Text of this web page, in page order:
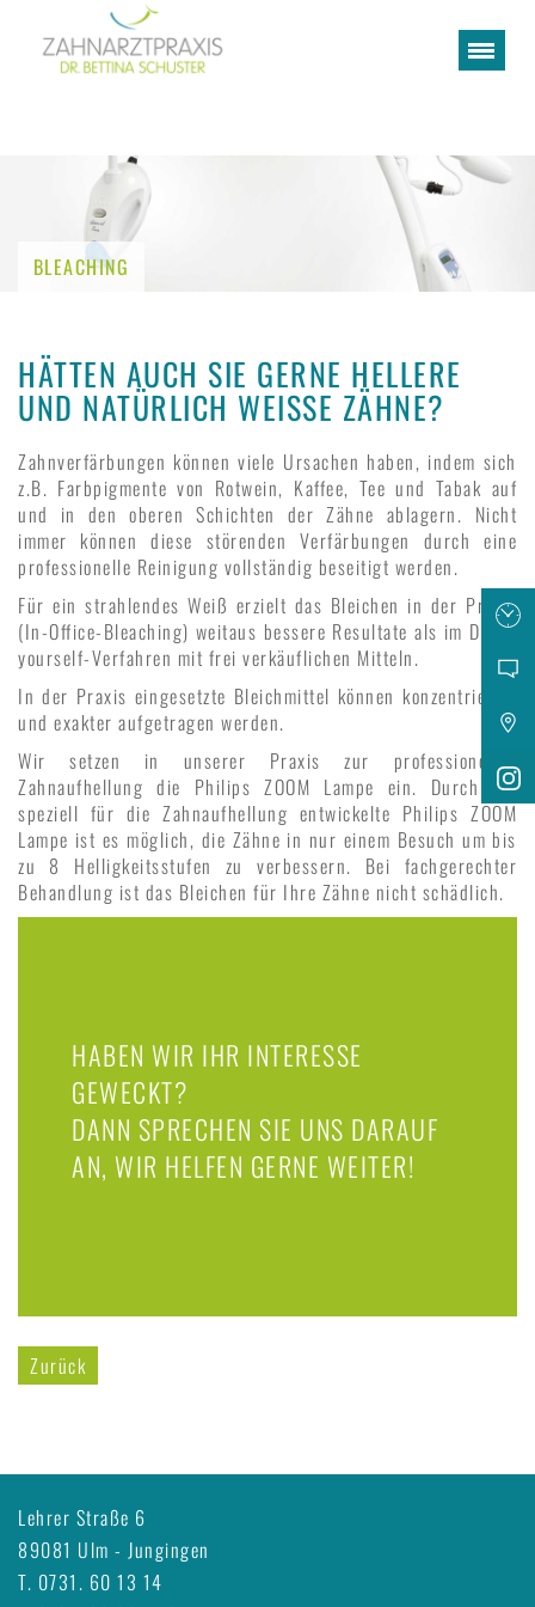
BLEACHING
HÄTTEN AUCH SIE GERNE HELLERE
UND NATÜRLICH WEISSE ZÄHNE?
Zahnverfärbungen können viele Ursachen haben, indem sich
z.B. Farbpigmente von Rotwein, Kaffee, Tee und Tabak auf
und in den oberen Schichten der Zähne ablagern. Nicht
immer können diese störenden Verfärbungen durch eine
professionelle Reinigung vollständig beseitigt werden.
Für ein strahlendes Weiß erzielt das Bleichen in der Praxis
(In-Office-Bleaching) weitaus bessere Resultate als im Do-it-
yourself-Verfahren mit frei verkäuflichen Mitteln.
In der Praxis eingesetzte Bleichmittel können konzentrierter
und exakter aufgetragen werden.
Wir setzen in unserer Praxis zur professionellen
Zahnaufhellung die Philips ZOOM Lampe ein. Durch die
speziell für die Zahnaufhellung entwickelte Philips ZOOM
Lampe ist es möglich, die Zähne in nur einem Besuch um bis
zu 8 Helligkeitsstufen zu verbessern. Bei fachgerechter
Behandlung ist das Bleichen für Ihre Zähne nicht schädlich.
HABEN WIR IHR INTERESSE
GEWECKT?
DANN SPRECHEN SIE UNS DARAUF
AN, WIR HELFEN GERNE WEITER!
Zurück
Lehrer Straße 6
89081 Ulm - Jungingen
T. 0731. 60 13 14